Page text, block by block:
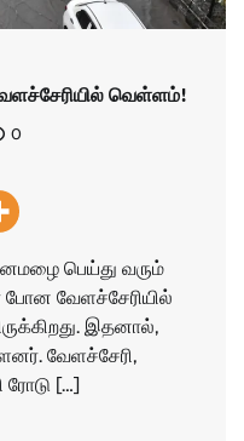
வெள்ளம்!
0
பெய்து வரும்
போன வேளச்சேரியில்
இதனால்,
வேளச்சேரி,
ரோடு […]